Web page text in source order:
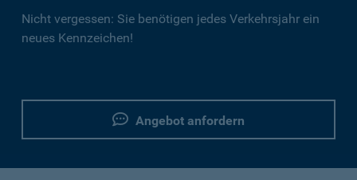
Nicht vergessen: Sie benötigen jedes Verkehrsjahr ein
neues Kennzeichen!
Angebot anfordern